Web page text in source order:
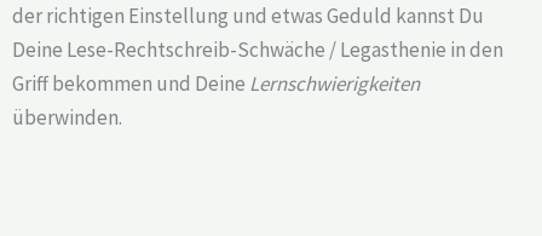
der richtigen Einstellung und etwas Geduld kannst Du
Deine Lese-Rechtschreib-Schwäche / Legasthenie in den
Griff bekommen und Deine Lernschwierigkeiten
überwinden.